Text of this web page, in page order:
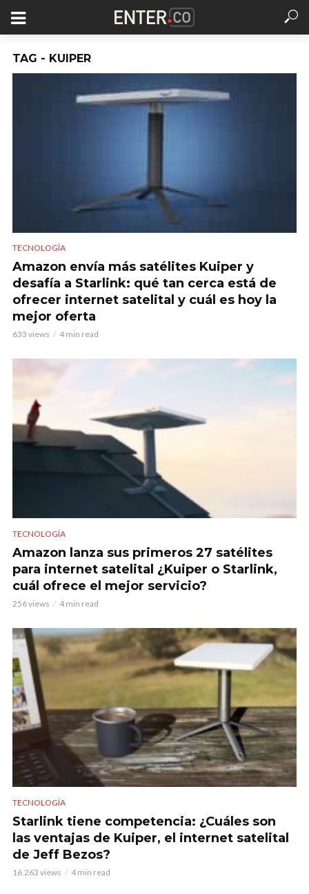
TAG - KUIPER
TECNOLOGÍA
Amazon envía más satélites Kuiper y
desafía a Starlink: qué tan cerca está de
ofrecer internet satelital y cuál es hoy la
mejor oferta
633 views 4 min read
TECNOLOGÍA
Amazon lanza sus primeros 27 satélites
para internet satelital ¿Kuiper o Starlink,
cuál ofrece el mejor servicio?
256 views 4 min read
TECNOLOGÍA
Starlink tiene competencia: ¿Cuáles son
las ventajas de Kuiper, el internet satelital
de Jeff Bezos?
16.263 views 4 min read